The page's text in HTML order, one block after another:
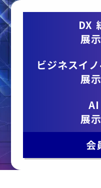
DX
展
ビジネスイ
展
展
会